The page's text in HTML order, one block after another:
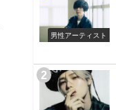
男性アーティスト